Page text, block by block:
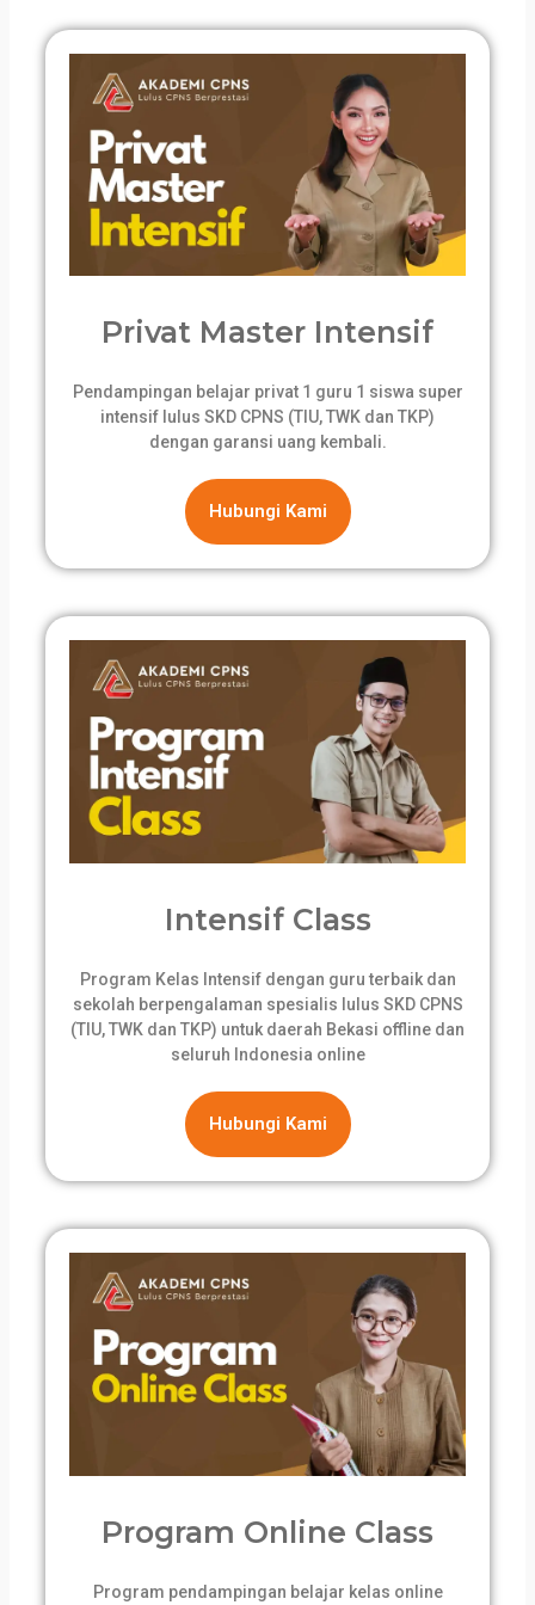
Privat Master Intensif
Pendampingan belajar privat 1 guru 1 siswa super
intensif lulus SKD CPNS (TIU, TWK dan TKP)
dengan garansi uang kembali.
Hubungi Kami
Intensif Class
Program Kelas Intensif dengan guru terbaik dan
sekolah berpengalaman spesialis lulus SKD CPNS
(TIU, TWK dan TKP) untuk daerah Bekasi offline dan
seluruh Indonesia online
Hubungi Kami
Program Online Class
Program pendampingan belajar kelas online